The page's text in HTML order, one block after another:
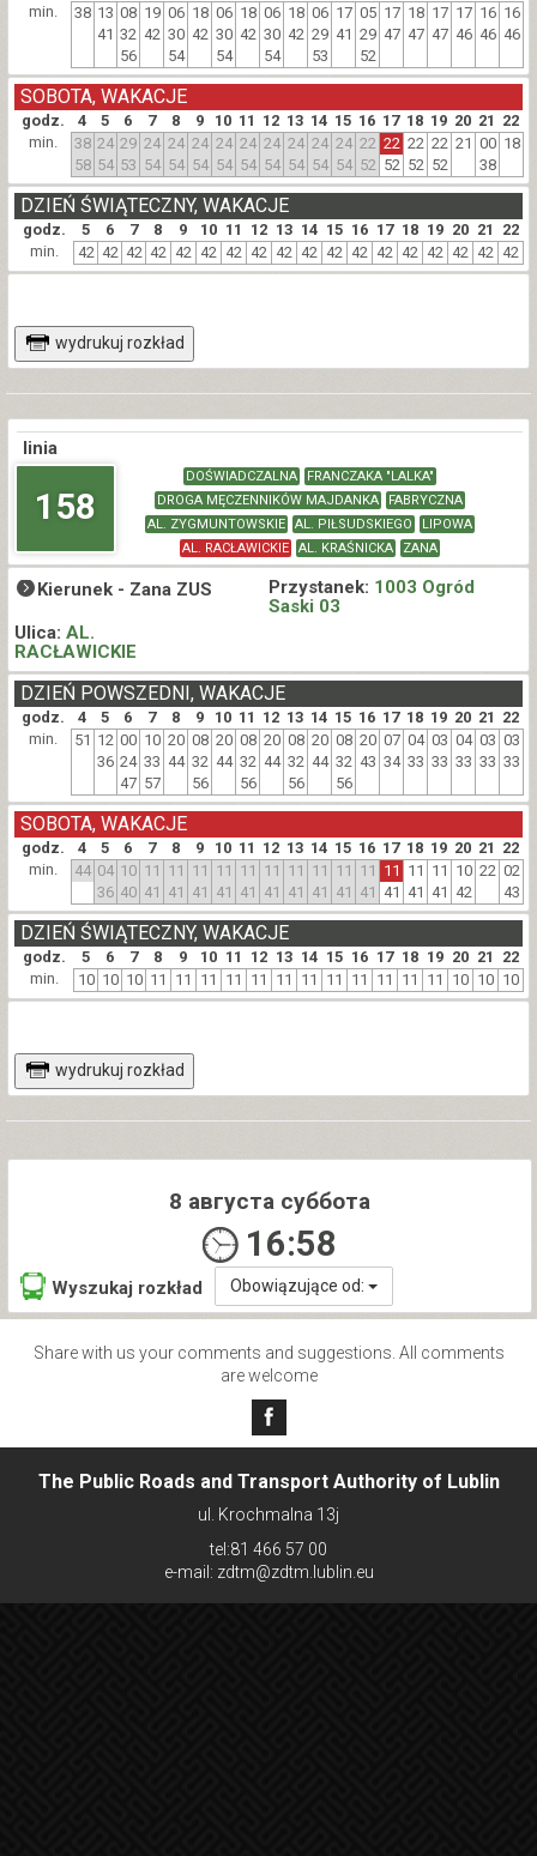
min. 38 13
41
08
32
56
19
42
06
30
54
18
42
06
30
54
18
42
06
30
54
18
42
06
29
53
17
41
05
29
52
17
47
18
47
17
47
17
46
16
46
16
46
godz. 4 5 6 7 8 9 10 11 12 13 14 15 16 17 18 19 20 21 22
SOBOTA, WAKACJE
min.
38
58
24
54
29
53
24
54
24
54
24
54
24
54
24
54
24
54
24
54
24
54
24
54
22
52
22
52
22
52
22
52
21 00
38
18
godz. 5 6 7 8 9 10 11 12 13 14 15 16 17 18 19 20 21 22
DZIEŃ ŚWIĄTECZNY, WAKACJE
min. 42 42 42 42 42 42 42 42 42 42 42 42 42 42 42 42 42 42
wydrukuj rozkład
linia
158
DOŚWIADCZALNA
FRANCZAKA "LALKA"
DROGA MĘCZENNIKÓW MAJDANKA
FABRYCZNA
AL. ZYGMUNTOWSKIE
AL. PIŁSUDSKIEGO
LIPOWA
AL. RACŁAWICKIE
AL. KRAŚNICKA ZANA
Kierunek - Zana ZUS Przystanek: 1003 Ogród
Saski 03
Ulica: AL.
RACŁAWICKIE
godz. 4 5 6 7 8 9 10 11 12 13 14 15 16 17 18 19 20 21 22
DZIEŃ POWSZEDNI, WAKACJE
min. 51 12
36
00
24
47
10
33
57
20
44
08
32
56
20
44
08
32
56
20
44
08
32
56
20
44
08
32
56
20
43
07
34
04
33
03
33
04
33
03
33
03
33
godz. 4 5 6 7 8 9 10 11 12 13 14 15 16 17 18 19 20 21 22
SOBOTA, WAKACJE
min. 44 04
36
10
40
11
41
11
41
11
41
11
41
11
41
11
41
11
41
11
41
11
41
11
41
11
41
11
41
11
41
10
42
22 02
43
godz. 5 6 7 8 9 10 11 12 13 14 15 16 17 18 19 20 21 22
DZIEŃ ŚWIĄTECZNY, WAKACJE
min. 10 10 10 11 11 11 11 11 11 11 11 11 11 11 11 10 10 10
wydrukuj rozkład
8 августа суббота
16:58
Wyszukaj rozkład Obowiązujące od:
Share with us your comments and suggestions. All comments
are welcome
The Public Roads and Transport Authority of Lublin
ul. Krochmalna 13j
tel:81 466 57 00
e-mail: zdtm@zdtm.lublin.eu